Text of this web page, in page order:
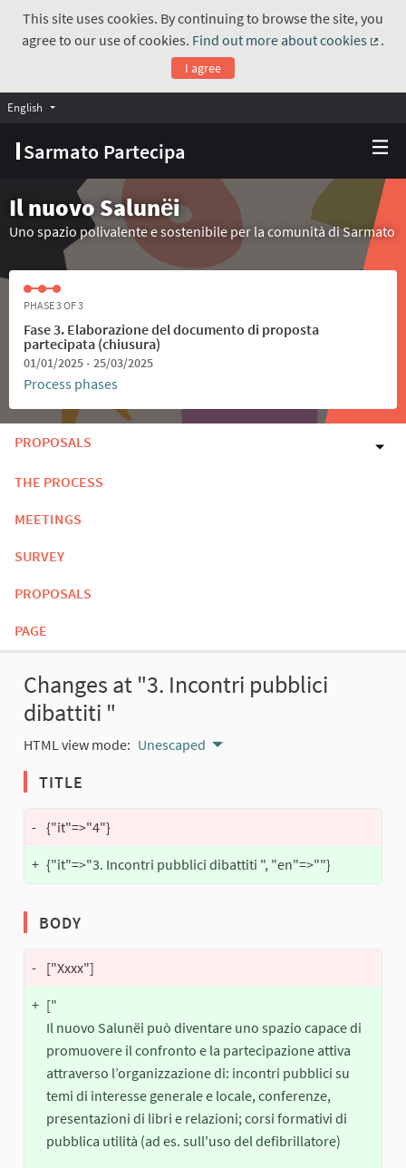
This site uses cookies. By continuing to browse the site, you
agree to our use of cookies. Find out more about cookies
.
I agree
Sarmato Partecipa
English Choose language
Il nuovo Salunёi
Uno spazio polivalente e sostenibile per la comunità di Sarmato
PHASE 3 OF 3
Fase 3. Elaborazione del documento di proposta
partecipata (chiusura)
01/01/2025 - 25/03/2025
Process phases
PROPOSALS
THE PROCESS
MEETINGS
SURVEY
PROPOSALS
PAGE
Changes at "3. Incontri pubblici
dibattiti "
HTML view mode: Unescaped
TITLE
- {"it"=>"4"}
+ {"it"=>"3. Incontri pubblici dibattiti ", "en"=>""}
BODY
- ["Xxxx"]
+ ["
Il nuovo Salunëi può diventare uno spazio capace di
promuovere il confronto e la partecipazione attiva
attraverso l’organizzazione di: incontri pubblici su
temi di interesse generale e locale, conferenze,
presentazioni di libri e relazioni; corsi formativi di
pubblica utilità (ad es. sull'uso del defibrillatore)